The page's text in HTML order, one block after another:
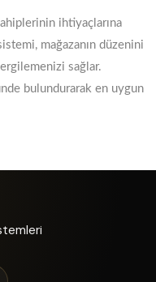
ihtiyaçlarına
mağazanın düzenini
sağlar.
bulundurarak en uygun